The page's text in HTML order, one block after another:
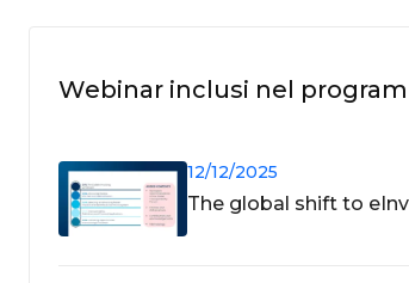
Webinar inclusi nel
12/12/2025
The global shift to